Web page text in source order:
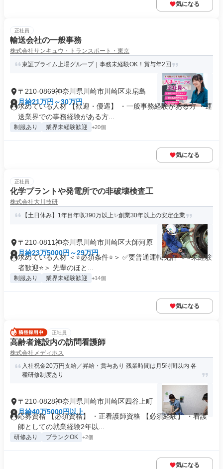
気になる
正社員
輸送会社の一般事務
株式会社サンキュウ・トランスポート・東京
東証プライム上場グループ｜事務未経験OK！賞与年2回
〒210-0869神奈川県川崎市川崎区東扇島
月給21万円～30万円
求めている人材 【歓迎・優遇】 ・一般事務経験がある方 ・運
送業界での事務経験がある方...
制服あり 業界未経験歓迎 +20個
気になる
正社員
化学プラントや発電所での非破壊検査工
株式会社大川技研
【土日休み】1年目年収390万以上✨創業30年以上の安定企業
〒210-0811神奈川県川崎市川崎区大師河原
月給23万5000円～29万円
求めている人材 ＜⭐必須条件⭐＞ ✅要普通運転免許 ＜⭐未経験
者歓迎⭐＞ 先輩のほと...
制服あり 業界未経験歓迎 +14個
気になる
正社員
高齢者施設内の訪問看護師
株式会社メディホス
入社祝金20万円支給／昇給・賞与あり 残業時間は月5時間以内 各
種研修制度あり
〒210-0828神奈川県川崎市川崎区四谷上町
月給40万5000円以上
応募資格 【必須資格】 ・正看護師資格 【必須経験】 ・看護
師としての就業経験2年以...
研修あり ブランクOK +2個
気になる